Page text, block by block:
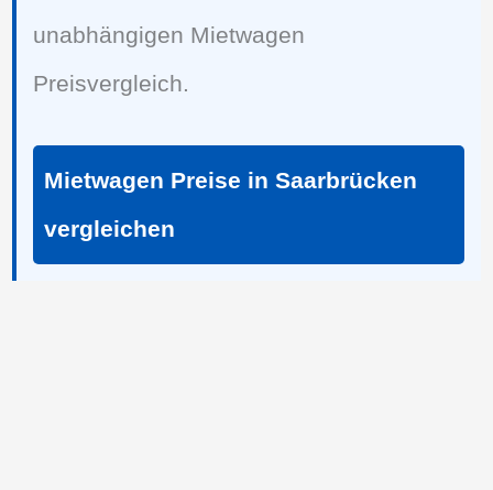
unabhängigen Mietwagen
Preisvergleich.
Mietwagen Preise in Saarbrücken
vergleichen